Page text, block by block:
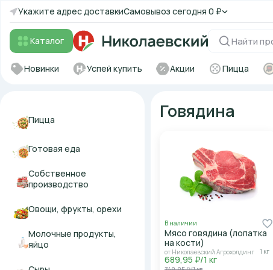
Укажите адрес доставкиСамовывоз сегодня 0 ₽
Каталог
Новинки Успей купить Акции Пицца
Пицца
Готовая еда
Собственное
производство
Овощи, фрукты, орехи
Молочные продукты,
яйцо
Говядина
В наличии
Мясо говядина (лопатка
на кости)
от Николаевский Агрохолдинг 1 кг
689,95 ₽/1 кг